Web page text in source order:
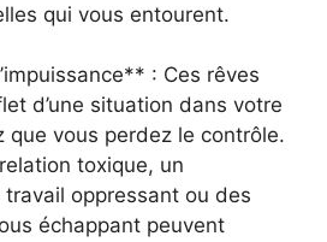
qui vous entourent.
: Ces rêves
d’une situation dans votre
que vous perdez le contrôle.
toxique, un
oppressant ou des
échappant peuvent